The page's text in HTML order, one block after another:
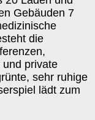
Gebäuden 7
die
und private
sehr ruhige
lädt zum